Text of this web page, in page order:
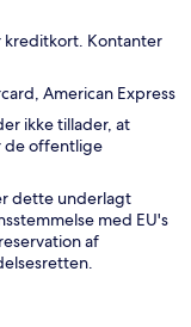
kreditkort. Kontanter
American Express
ikke tillader, at
de offentlige
dette underlagt
med EU's
af